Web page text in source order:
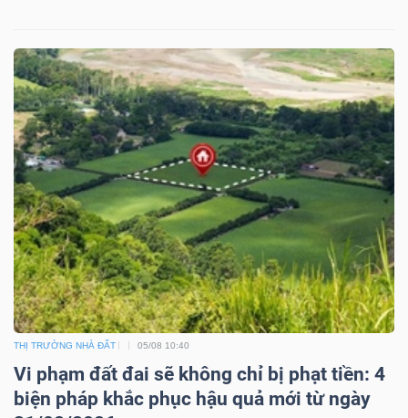
THỊ TRƯỜNG NHÀ ĐẤT 05/08 10:40
Vi phạm đất đai sẽ không chỉ bị phạt tiền: 4
biện pháp khắc phục hậu quả mới từ ngày
Báo
cáo
phân
tích
(-)
Thuật
ngữ
(-)
Dịch
vụ
(-)